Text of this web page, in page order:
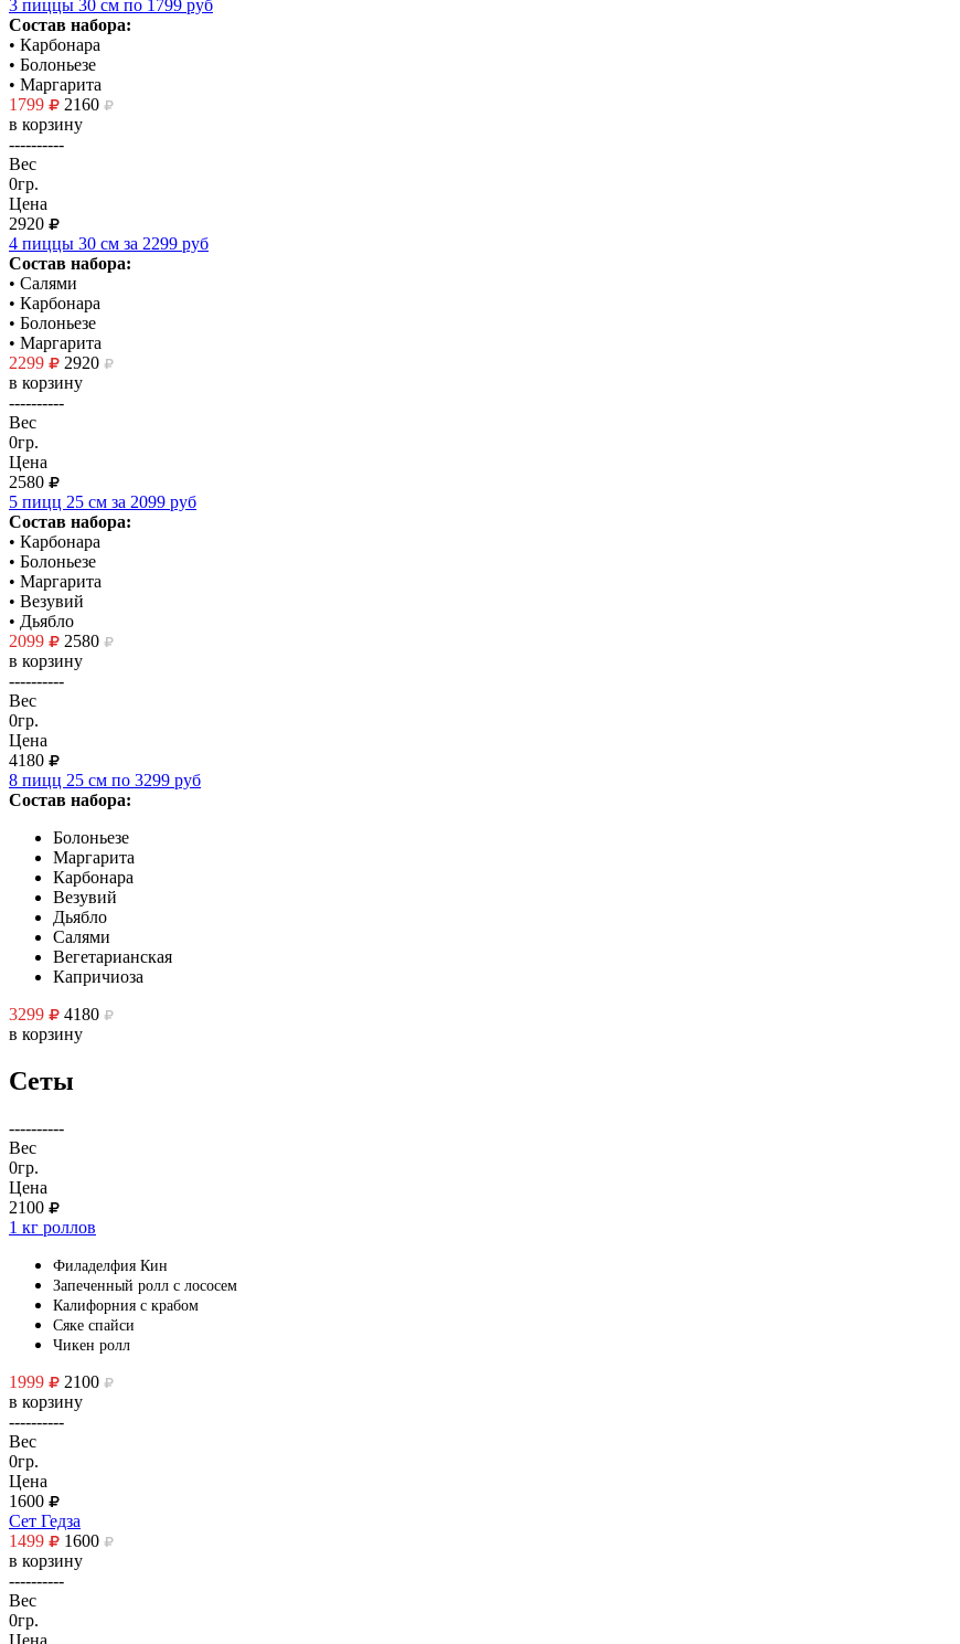
3 пиццы 30 см по 1799 руб
Состав набора:
• Карбонара
• Болоньезе
• Маргарита
1799
2160
в корзину
----------
Вес
0гр.
Цена
2920
4 пиццы 30 см за 2299 руб
Состав набора:
• Салями
• Карбонара
• Болоньезе
• Маргарита
2299
2920
в корзину
----------
Вес
0гр.
Цена
2580
5 пицц 25 см за 2099 руб
Состав набора:
• Карбонара
• Болоньезе
• Маргарита
• Везувий
• Дьябло
2099
2580
в корзину
----------
Вес
0гр.
Цена
4180
8 пицц 25 см по 3299 руб
Состав набора:
Болоньезе
Маргарита
Карбонара
Везувий
Дьябло
Салями
Вегетарианская
Капричиоза
3299
4180
в корзину
Сеты
----------
Вес
0гр.
Цена
2100
1 кг роллов
Филаделфия Кин
Запеченный ролл с лососем
Калифорния с крабом
Сяке спайси
Чикен ролл
1999
2100
в корзину
----------
Вес
0гр.
Цена
1600
Сет Гедза
1499
1600
в корзину
----------
Вес
0гр.
Цена